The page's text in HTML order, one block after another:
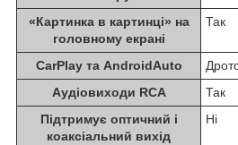
«Картинка в картинці» на
головному екрані
Так
CarPlay та AndroidAuto
Аудіовиходи RCA
Так
Підтримує оптичний і
коаксіальний вихід
Ні